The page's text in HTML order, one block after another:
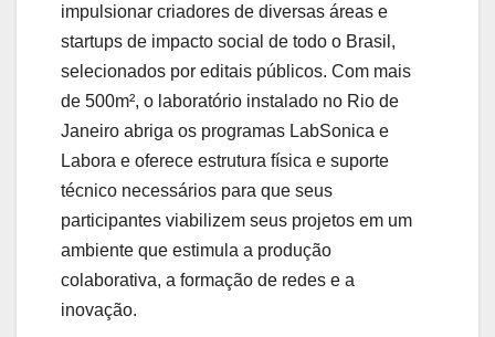
impulsionar criadores de diversas áreas e
startups de impacto social de todo o Brasil,
selecionados por editais públicos. Com mais
de 500m², o laboratório instalado no Rio de
Janeiro abriga os programas LabSonica e
Labora e oferece estrutura física e suporte
técnico necessários para que seus
participantes viabilizem seus projetos em um
ambiente que estimula a produção
colaborativa, a formação de redes e a
inovação.